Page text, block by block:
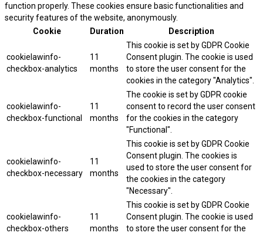
function properly. These cookies ensure basic functionalities and
security features of the website, anonymously.
Cookie
Duration Description
cookielawinfo-
checkbox-analytics
11
months
This cookie is set by GDPR Cookie
Consent plugin. The cookie is used
to store the user consent for the
cookies in the category "Analytics".
cookielawinfo-
checkbox-functional
11
months
The cookie is set by GDPR cookie
consent to record the user consent
for the cookies in the category
"Functional".
cookielawinfo-
checkbox-necessary
11
months
This cookie is set by GDPR Cookie
Consent plugin. The cookies is
used to store the user consent for
the cookies in the category
"Necessary".
cookielawinfo-
checkbox-others
11
months
This cookie is set by GDPR Cookie
Consent plugin. The cookie is used
to store the user consent for the